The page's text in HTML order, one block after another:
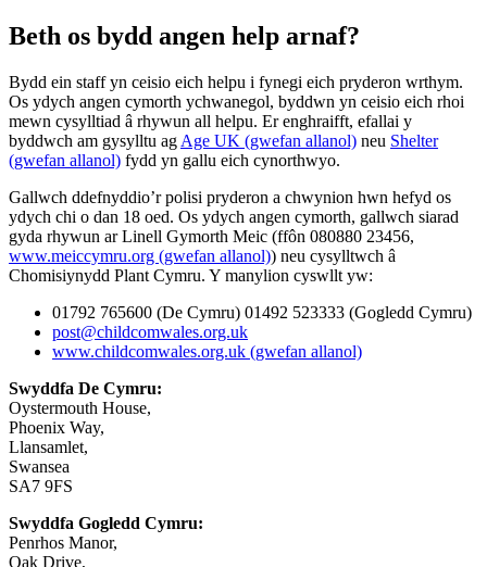
Beth os bydd angen help arnaf?
Bydd ein staff yn ceisio eich helpu i fynegi eich pryderon wrthym.
Os ydych angen cymorth ychwanegol, byddwn yn ceisio eich rhoi
mewn cysylltiad â rhywun all helpu. Er enghraifft, efallai y
byddwch am gysylltu ag Age UK (gwefan allanol) neu Shelter
(gwefan allanol) fydd yn gallu eich cynorthwyo.
Gallwch ddefnyddio’r polisi pryderon a chwynion hwn hefyd os
ydych chi o dan 18 oed. Os ydych angen cymorth, gallwch siarad
gyda rhywun ar Linell Gymorth Meic (ffôn 080880 23456,
www.meiccymru.org (gwefan allanol)) neu cysylltwch â
Chomisiynydd Plant Cymru. Y manylion cyswllt yw:
01792 765600 (De Cymru) 01492 523333 (Gogledd Cymru)
post@childcomwales.org.uk
www.childcomwales.org.uk (gwefan allanol)
Swyddfa De Cymru:
Oystermouth House,
Phoenix Way,
Llansamlet,
Swansea
SA7 9FS
Swyddfa Gogledd Cymru:
Penrhos Manor,
Oak Drive,